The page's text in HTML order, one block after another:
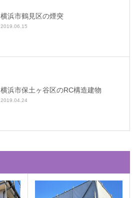
横浜市鶴見区の煙突
2019.06.15
横浜市保土ヶ谷区のRC構造建物
2019.04.24